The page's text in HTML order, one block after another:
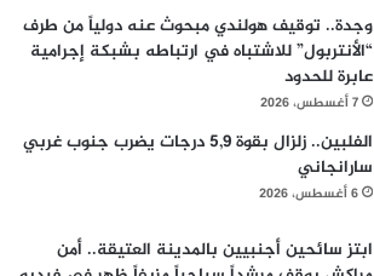
وجدة.. توقيف هولندي مبحوث عنه دولياً من طرف
“الأنتربول” للاشتباه في ارتباطه بشبكة إجرامية
عابرة للحدود
7 أغسطس، 2026
الفلبين.. زلزال بقوة 5,9 درجات يضرب جنوب غربي
سارانجاني
6 أغسطس، 2026
ابتز سائحين أجنبيين بالمدينة العتيقة.. أمن